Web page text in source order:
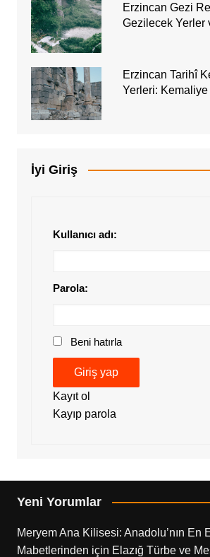
Erzincan Gezi
Gezilecek Yerler
Erzincan Tarihî
Yerleri: Kemaliye
İyi Giriş
Kullanıcı adı:
Parola:
Beni hatırla
Giriş yap
Kayıt ol
Kayıp parola
Yeni Yorumlar
Meryem Ana Kilisesi: Anadolu’nın En
Mabetlerinden için Elazığ Türbe ve